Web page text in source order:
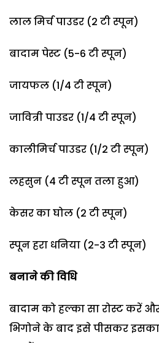
लाल मिर्च पाउडर (2 टी स्पून)
बादाम पेस्ट (5-6 टी स्पून)
जायफल (1/4 टी स्पून)
जावित्री पाउडर (1/4 टी स्पून)
कालीमिर्च पाउडर (1/2 टी स्पून)
लहसुन (4 टी स्पून तला हुआ)
केसर का घोल (2 टी स्पून)
स्पून हरा धनिया (2-3 टी स्पून)
बनाने की वि​धि
बादाम को हल्का सा रोस्ट करें
भिगोने के बाद इसे पीसकर